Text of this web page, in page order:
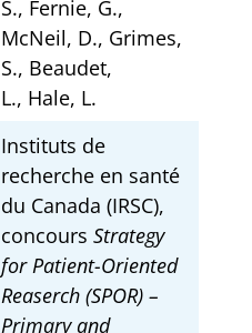
S., Fernie, G.,
McNeil, D., Grimes,
S., Beaudet,
L., Hale, L.
Instituts de
recherche en santé
du Canada (IRSC),
concours Strategy
for Patient-Oriented
Reaserch (SPOR) –
Primary and